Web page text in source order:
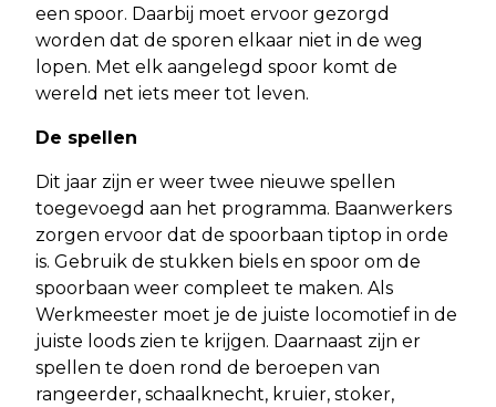
een spoor. Daarbij moet ervoor gezorgd
worden dat de sporen elkaar niet in de weg
lopen. Met elk aangelegd spoor komt de
wereld net iets meer tot leven.
De spellen
Dit jaar zijn er weer twee nieuwe spellen
toegevoegd aan het programma. Baanwerkers
zorgen ervoor dat de spoorbaan tiptop in orde
is. Gebruik de stukken biels en spoor om de
spoorbaan weer compleet te maken. Als
Werkmeester moet je de juiste locomotief in de
juiste loods zien te krijgen. Daarnaast zijn er
spellen te doen rond de beroepen van
rangeerder, schaalknecht, kruier, stoker,